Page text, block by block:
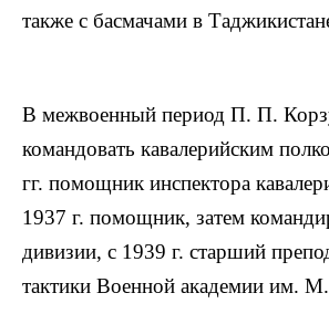
также с басмачами в
В межвоенный период П. П.
командовать кавалерийским
гг. помощник инспектора
1937 г. помощник, затем
дивизии, с 1939 г. старший
тактики Военной академии им.